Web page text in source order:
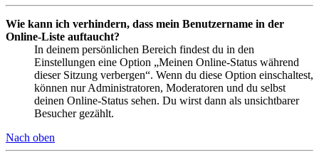
Wie kann ich verhindern, dass mein Benutzername in der
Online-Liste auftaucht?
In deinem persönlichen Bereich findest du in den
Einstellungen eine Option „Meinen Online-Status während
dieser Sitzung verbergen“. Wenn du diese Option einschaltest,
können nur Administratoren, Moderatoren und du selbst
deinen Online-Status sehen. Du wirst dann als unsichtbarer
Besucher gezählt.
Nach oben